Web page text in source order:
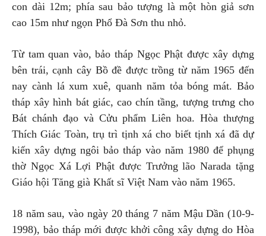
con dài 12m; phía sau bảo tượng là một hòn giả sơn
cao 15m như ngọn Phổ Đà Sơn thu nhỏ.
Từ tam quan vào, bảo tháp Ngọc Phật được xây dựng
bên trái, cạnh cây Bồ đề được trồng từ năm 1965 đến
nay cành lá xum xuê, quanh năm tỏa bóng mát. Bảo
tháp xây hình bát giác, cao chín tầng, tượng trưng cho
Bát chánh đạo và Cửu phẩm Liên hoa. Hòa thượng
Thích Giác Toàn, trụ trì tịnh xá cho biết tịnh xá đã dự
kiến xây dựng ngôi bảo tháp vào năm 1980 để phụng
thờ Ngọc Xá Lợi Phật được Trưởng lão Narada tặng
Giáo hội Tăng già Khất sĩ Việt Nam vào năm 1965.
18 năm sau, vào ngày 20 tháng 7 năm Mậu Dần (10-9-
1998), bảo tháp mới được khởi công xây dựng do Hòa